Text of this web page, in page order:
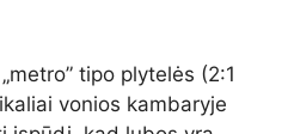
tipo plytelės (2:1
vonios kambaryje